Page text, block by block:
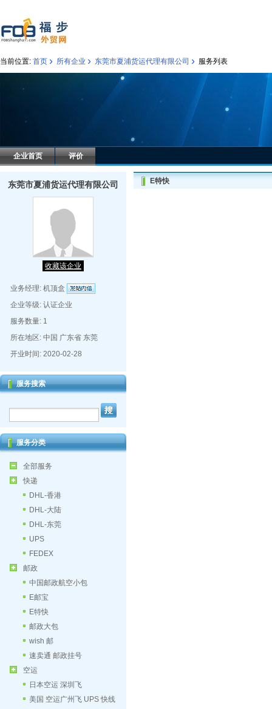
当前位置: 首页 › 所有企业 › 东莞市夏浦货运代理有限公司 › 服务列表
企业首页 评价
东莞市夏浦货运代理有限公司
收藏该企业
业务经理: 机顶盒
企业等级: 认证企业
服务数量: 1
所在地区: 中国 广东省 东莞
开业时间: 2020-02-28
服务搜索
服务分类
全部服务
快递
DHL-香港
DHL-大陆
DHL-东莞
UPS
FEDEX
邮政
中国邮政航空小包
E邮宝
E特快
邮政大包
wish 邮
速卖通 邮政挂号
空运
日本空运 深圳飞
美国 空运广州飞 UPS 快线
E特快